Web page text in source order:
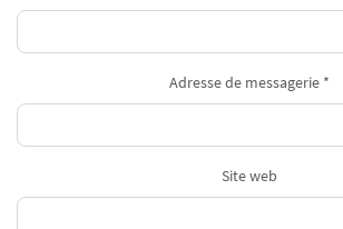
Adresse de messagerie *
Site web